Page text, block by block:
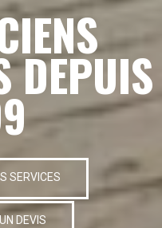
DEPUIS
SERVICES
DEVIS